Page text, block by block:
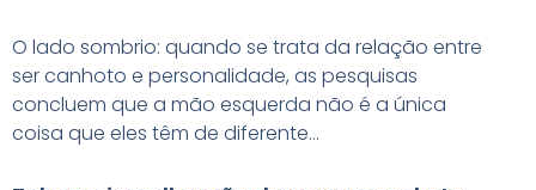
O lado sombrio: quando se trata da relação entre
ser canhoto e personalidade, as pesquisas
concluem que a mão esquerda não é a única
coisa que eles têm de diferente…